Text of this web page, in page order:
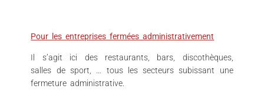
Pour les entreprises fermées administrativement
Il s’agit ici des restaurants, bars, discothèques,
salles de sport, … tous les secteurs subissant une
fermeture administrative.